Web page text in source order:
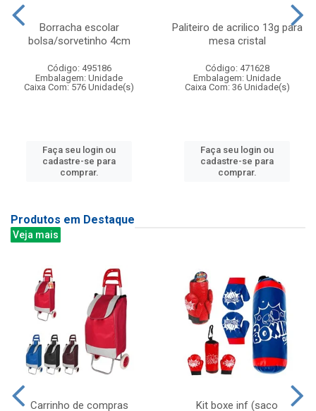
Borracha escolar
bolsa/sorvetinho 4cm
Código: 495186
Embalagem: Unidade
Caixa Com: 576 Unidade(s)
Faça seu login ou
cadastre-se para
comprar.
Paliteiro de acrilico 13g para
mesa cristal
Código: 471628
Embalagem: Unidade
Caixa Com: 36 Unidade(s)
Faça seu login ou
cadastre-se para
comprar.
Produtos em Destaque
Veja mais
Carrinho de compras
Kit boxe inf (saco